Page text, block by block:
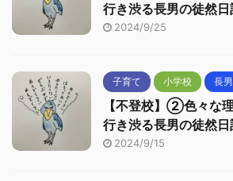
行き渋る長男の徒然日
2024/9/25
子育て 小学校 長
【不登校】②色々な
行き渋る長男の徒然日
2024/9/15